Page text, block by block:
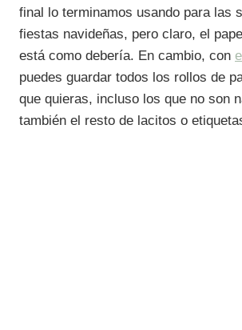
final lo terminamos usando para las
fiestas navideñas, pero claro, el
está como debería. En cambio, con
puedes guardar todos los rollos de
que quieras, incluso los que no son
también el resto de lacitos o